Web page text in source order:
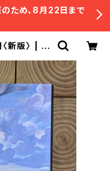
ため、8月22日まで
新版〉 | 冒